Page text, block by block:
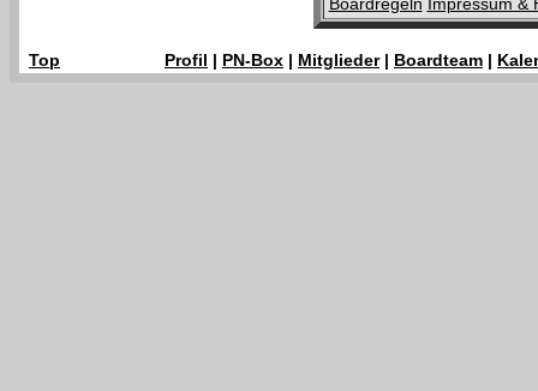
Top Profil | PN-Box | Mitglieder| Boardteam |